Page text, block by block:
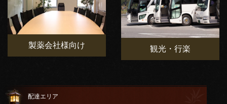
製薬会社様向け 観光・行楽
配達エリア